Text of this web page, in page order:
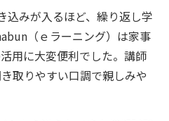
込みが入るほど、繰り返し学
（ｅラーニング）は家事
用に大変便利でした。講師
取りやすい口調で親しみや